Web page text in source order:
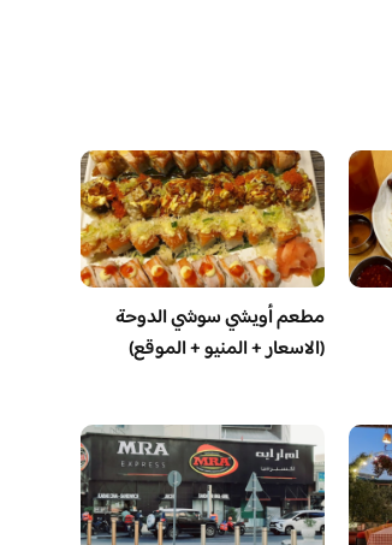
مطعم أويشي سوشي الدوحة
(الاسعار + المنيو + الموقع)